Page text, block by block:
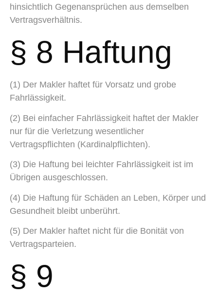
hinsichtlich Gegenansprüchen aus demselben
Vertragsverhältnis.
§ 8 Haftung
(1) Der Makler haftet für Vorsatz und grobe
Fahrlässigkeit.
(2) Bei einfacher Fahrlässigkeit haftet der Makler
nur für die Verletzung wesentlicher
Vertragspflichten (Kardinalpflichten).
(3) Die Haftung bei leichter Fahrlässigkeit ist im
Übrigen ausgeschlossen.
(4) Die Haftung für Schäden an Leben, Körper und
Gesundheit bleibt unberührt.
(5) Der Makler haftet nicht für die Bonität von
Vertragsparteien.
§ 9